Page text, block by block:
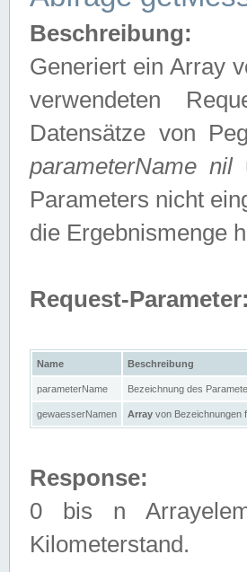
Beschreibung:
Generiert ein Array
verwendeten
Datensätze von
parameterName nil
Parameters nicht
die Ergebnismenge
Request-Parameter:
Name Beschreibung
parameterName Bezeichnung des
gewaesserNamen Array von Bezeichnungen
Response:
0 bis n
Kilometerstand.